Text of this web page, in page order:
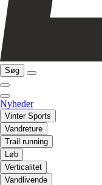
Søg
Nyheder
Vinter Sports
Vandreture
Trail running
Løb
Verticalitet
Vandlivende